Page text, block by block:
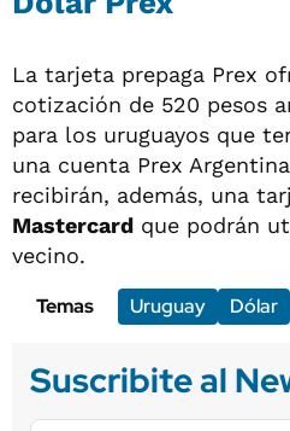
La tarjeta prepaga Prex
cotización de 520 pesos
para los uruguayos que
una cuenta Prex
recibirán, además, una
Mastercard que podrán
vecino.
Temas
Uruguay Dólar
Suscribite al